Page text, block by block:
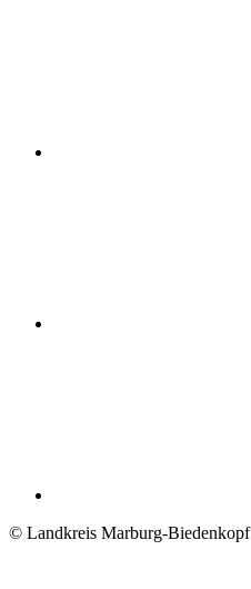
© Landkreis Marburg-Biedenkopf